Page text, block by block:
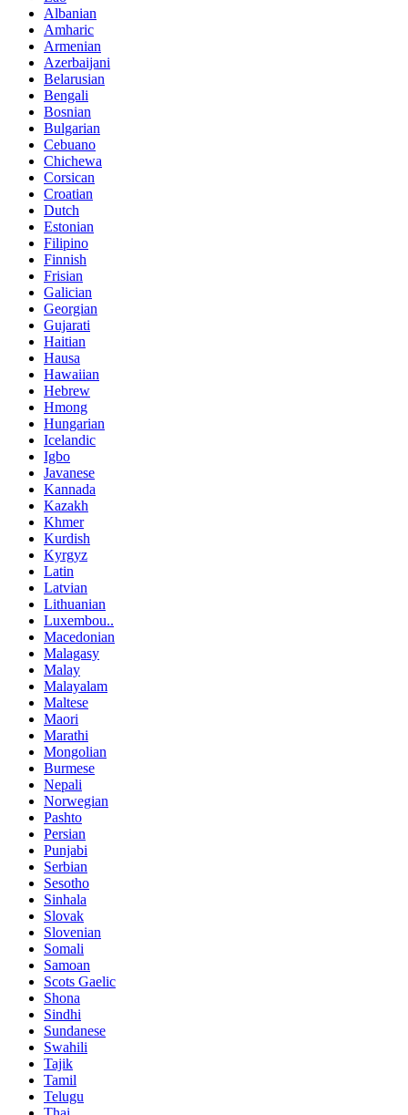
Albanian
Amharic
Armenian
Azerbaijani
Belarusian
Bengali
Bosnian
Bulgarian
Cebuano
Chichewa
Corsican
Croatian
Dutch
Estonian
Filipino
Finnish
Frisian
Galician
Georgian
Gujarati
Haitian
Hausa
Hawaiian
Hebrew
Hmong
Hungarian
Icelandic
Igbo
Javanese
Kannada
Kazakh
Khmer
Kurdish
Kyrgyz
Latin
Latvian
Lithuanian
Luxembou..
Macedonian
Malagasy
Malay
Malayalam
Maltese
Maori
Marathi
Mongolian
Burmese
Nepali
Norwegian
Pashto
Persian
Punjabi
Serbian
Sesotho
Sinhala
Slovak
Slovenian
Somali
Samoan
Scots Gaelic
Shona
Sindhi
Sundanese
Swahili
Tajik
Tamil
Telugu